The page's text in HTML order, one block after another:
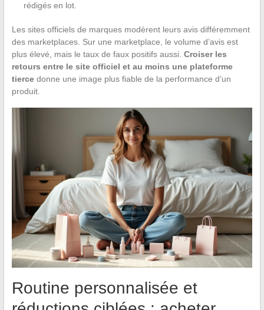
rédigés en lot.
Les sites officiels de marques modèrent leurs avis différemment
des marketplaces. Sur une marketplace, le volume d’avis est
plus élevé, mais le taux de faux positifs aussi. Croiser les
retours entre le site officiel et au moins une plateforme
tiercedonne une image plus fiable de la performance d’un
produit.
Routine personnalisée et